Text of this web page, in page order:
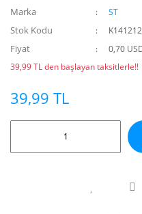
Marka ST
Stok Kodu
Fiyat
0,70
39,99 TL den başlayan taksitlerle!!
39,99 TL